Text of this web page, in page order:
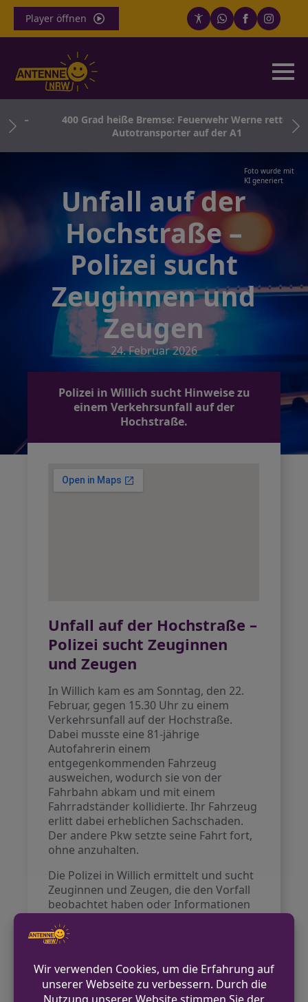
Player öffnen
–
400 Grad heiße Bremse: Feuerwehr Werne rettet
Autotransporter auf der A1
Foto wurde mit
KI generiert
Unfall auf der
Hochstraße –
Polizei sucht
Zeuginnen und
Zeugen
24. Februar 2026
Polizei in Willich sucht Hinweise zu
einem Verkehrsunfall auf der
Hochstraße.
Unfall auf der Hochstraße –
Polizei sucht Zeuginnen
und Zeugen
In Willich kam es am Sonntag, den 22.
Februar, gegen 15.30 Uhr zu einem
Verkehrsunfall auf der Hochstraße.
Dabei musste eine 81-jährige
Autofahrerin einem
entgegenkommenden Fahrzeug
ausweichen, wodurch sie von der
Fahrbahn abkam und mit einem
Fahrradständer kollidierte. Ihr Fahrzeug
erlitt dabei erheblichen Sachschaden.
Der andere Pkw setzte seine Fahrt fort,
ohne anzuhalten.
Die Polizei in Willich ermittelt und sucht
Zeuginnen und Zeugen, die den Vorfall
beobachtet haben oder Informationen
Hinweise können direkt an das
Verkehrskommissariat in Willich über
die 02162/377-0 gegeben werden.